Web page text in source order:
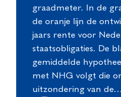
graadmeter. In de
de oranje lijn de
jaars rente voor
staatsobligaties. De
gemiddelde
met NHG volgt die
uitzondering van de…